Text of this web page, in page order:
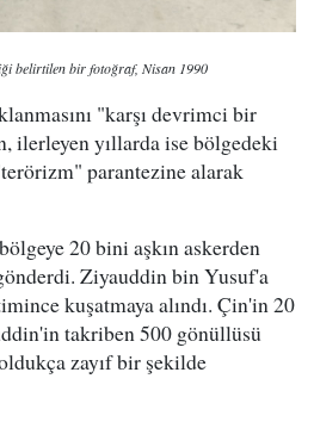
belirtilen bir fotoğraf, Nisan 1990
"karşı devrimci bir
ilerleyen yıllarda ise bölgedeki
parantezine alarak
20 bini aşkın askerden
Ziyauddin bin Yusuf'a
kuşatmaya alındı. Çin'in 20
takriben 500 gönüllüsü
zayıf bir şekilde